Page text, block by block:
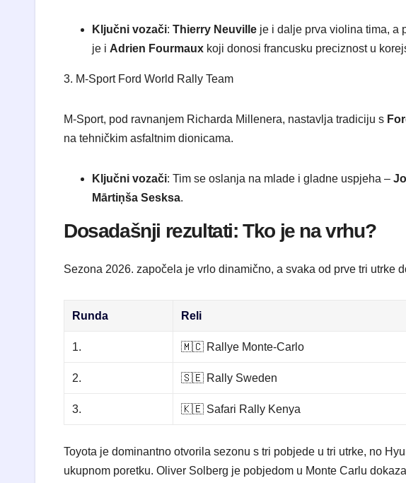
Ključni vozači: Thierry Neuville je i dalje prva violina tima, a
je i Adrien Fourmaux koji donosi francusku preciznost u
​3. M-Sport Ford World Rally Team
​M-Sport, pod ravnanjem Richarda Millenera, nastavlja tradiciju s
na tehničkim asfaltnim dionicama.
Ključni vozači: Tim se oslanja na mlade i gladne uspjeha –
Mārtiņša Sesksa.
​Dosadašnji rezultati: Tko je na vrhu?
​Sezona 2026. započela je vrlo dinamično, a svaka od prve tri
Runda Reli
1. 🇲🇨 Rallye Monte-Carlo
2. 🇸🇪 Rally Sweden
3. 🇰🇪 Safari Rally Kenya
Toyota je dominantno otvorila sezonu s tri pobjede u tri utrke, no
ukupnom poretku. Oliver Solberg je pobjedom u Monte Carlu